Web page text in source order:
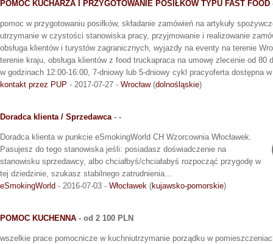
POMOC KUCHARZA I PRZYGOTOWANIE POSIŁKÓW TYPU FAST FOOD
pomoc w przygotowaniu posiłków, składanie zamówień na artykuły
utrzymanie w czystości stanowiska pracy, przyjmowanie i realizowanie
obsługa klientów i turystów zagranicznych, wyjazdy na eventy na terenie
terenie kraju, obsługa klientów z food truckapraca na umowę zlecenie od 80
w godzinach 12:00-16:00, 7-dniowy lub 5-dniowy cykl pracyoferta dostępna
kontakt przez PUP - 2017-07-27 - Wrocław(dolnośląskie)
Doradca klienta / Sprzedawca - -
Doradca klienta w punkcie eSmokingWorld CH Wzorcownia Włocławek.
Pasujesz do tego stanowiska jeśli: posiadasz doświadczenie na
stanowisku sprzedawcy, albo chciałbyś/chciałabyś rozpocząć przygodę w
tej dziedzinie, szukasz stabilnego zatrudnienia...
eSmokingWorld - 2016-07-03 - Włocławek (kujawsko-pomorskie)
POMOC KUCHENNA - od 2 100 PLN
wszelkie prace pomocnicze w kuchniutrzymanie porządku w